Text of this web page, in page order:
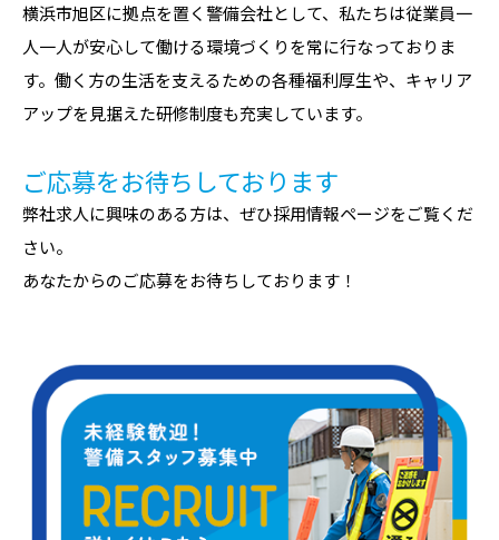
横浜市旭区に拠点を置く警備会社として、私たちは従業員一
人一人が安心して働ける環境づくりを常に行なっておりま
す。働く方の生活を支えるための各種福利厚生や、キャリア
アップを見据えた研修制度も充実しています。
ご応募をお待ちしております
弊社求人に興味のある方は、ぜひ採用情報ページをご覧くだ
さい。
あなたからのご応募をお待ちしております！